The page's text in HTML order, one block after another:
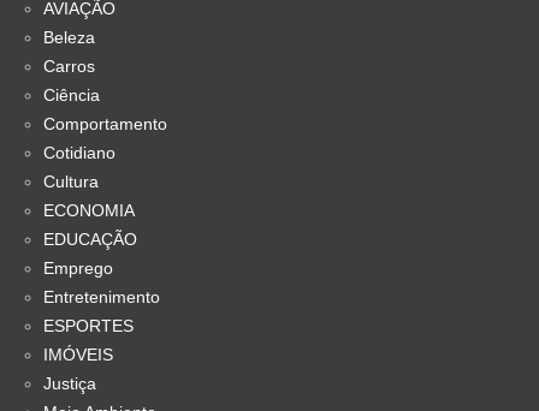
AVIAÇÃO
Beleza
Carros
Ciência
Comportamento
Cotidiano
Cultura
ECONOMIA
EDUCAÇÃO
Emprego
Entretenimento
ESPORTES
IMÓVEIS
Justiça